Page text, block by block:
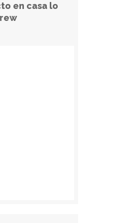
en casa lo